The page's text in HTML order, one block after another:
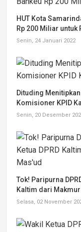
HUT Kota
Rp 200 Miliar
Senin, 24 Januari 2022
Dituding
Komisioner KPID
Senin, 20 Desember
Tok! Paripurna
Kaltim dari
Selasa, 02 November